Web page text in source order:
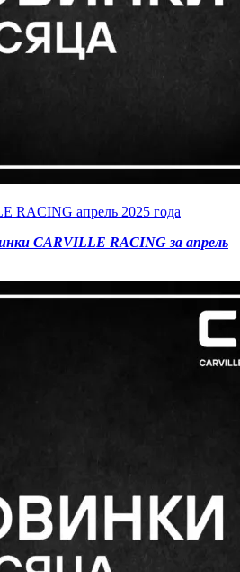
RACING апрель 2025 года
CARVILLE RACING за апрель